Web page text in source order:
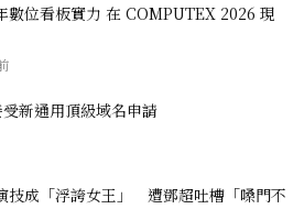
數位看板實力 在 COMPUTEX 2026 現
新通用頂級域名申請
技成「浮誇女王」 遭鄧超吐槽「嗓門不